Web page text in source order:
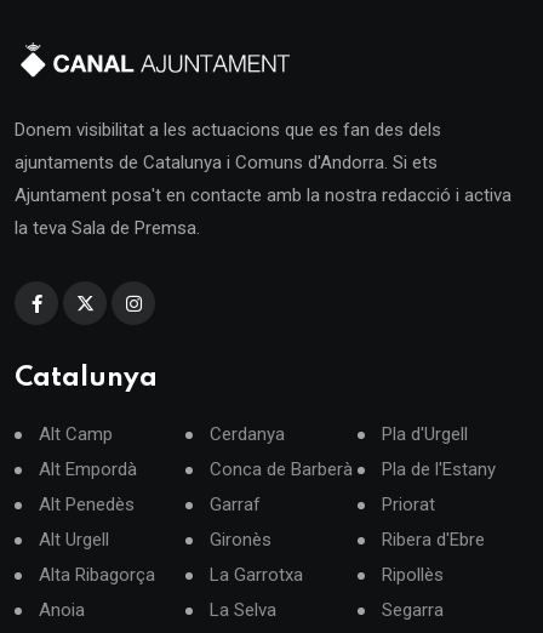
Donem visibilitat a les actuacions que es fan des dels
ajuntaments de Catalunya i Comuns d'Andorra. Si ets
Ajuntament posa't en contacte amb la nostra redacció i activa
la teva Sala de Premsa.
Catalunya
Alt Camp
Alt Empordà
Alt Penedès
Alt Urgell
Alta Ribagorça
Anoia
Cerdanya
Conca de Barberà
Garraf
Gironès
La Garrotxa
La Selva
Pla d'Urgell
Pla de l'Estany
Priorat
Ribera d'Ebre
Ripollès
Segarra